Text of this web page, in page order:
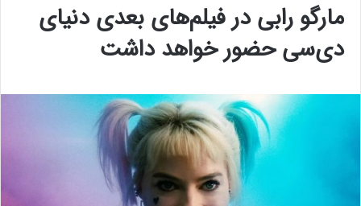
مارگو رابی در فیلم‌های بعدی دنیای
دی‌سی حضور خواهد داشت